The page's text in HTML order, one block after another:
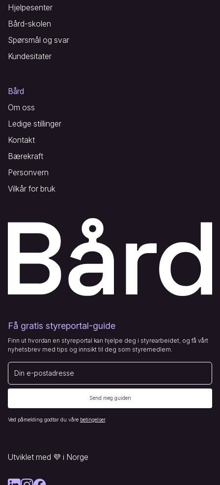
Hjelpesenter
Bård-skolen
Spørsmål og svar
Kundesitater
Bård
Om oss
Ledige stillinger
Kontakt
Bærekraft
Personvern
Vilkår for bruk
Få gratis styreportal-guide
Finn ut hvordan en styreportal kan hjelpe deg i styrearbeidet, og få vårt
nyhetsbrev med tips og innsikt til deg som styremedlem.
E-post
Send meg guiden
Ved påmelding godtar du våre betingelser.
Utviklet med 💜 i Norge